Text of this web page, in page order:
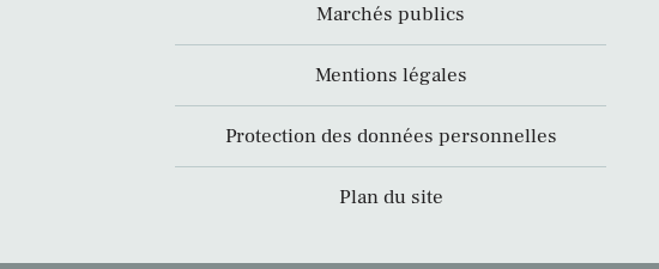
Marchés publics
Mentions légales
Protection des données personnelles
Plan du site